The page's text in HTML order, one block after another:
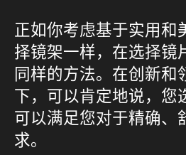
正如你考虑基于实用和
择镜架一样，在选择镜
同样的方法。在创新和
下，可以肯定地说，您
可以满足您对于精确、
求。